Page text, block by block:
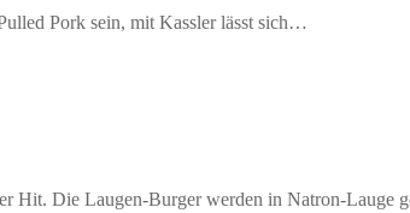
Pork sein, mit Kassler lässt sich…
Hit. Die Laugen-Burger werden in Natron-Lauge